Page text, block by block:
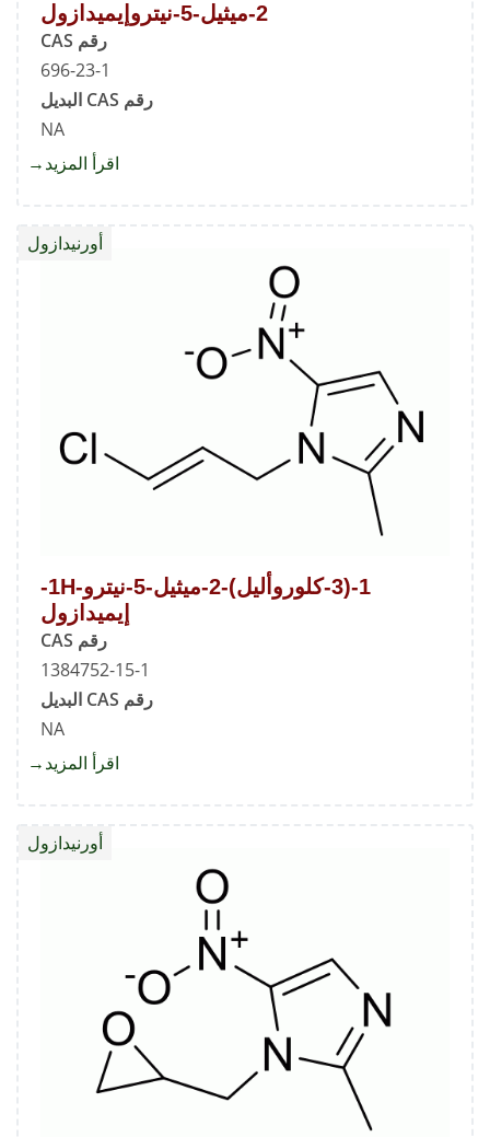
2-ميثيل-5-نيتروإيميدازول
رقم CAS
696-23-1
رقم CAS البديل
NA
اقرأ المزيد
1-(3-كلوروأليل)-2-ميثيل-5-نيترو-1H-
إيميدازول
رقم CAS
1384752-15-1
رقم CAS البديل
NA
أورنيدازول
اقرأ المزيد
أورنيدازول